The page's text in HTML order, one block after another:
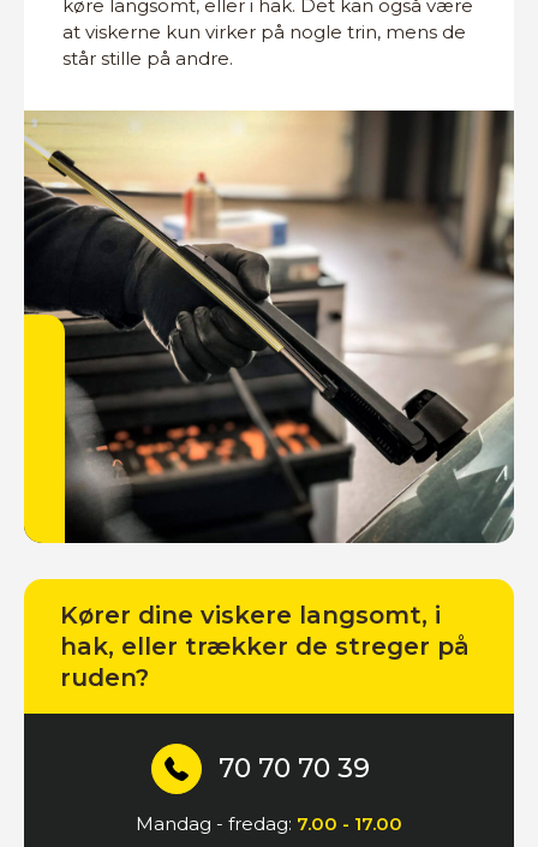
køre langsomt, eller i hak. Det kan også være
at viskerne kun virker på nogle trin, mens de
står stille på andre.
Kører dine viskere langsomt, i
hak, eller trækker de streger på
ruden?
70 70 70 39
Mandag - fredag: 7.00 - 17.00